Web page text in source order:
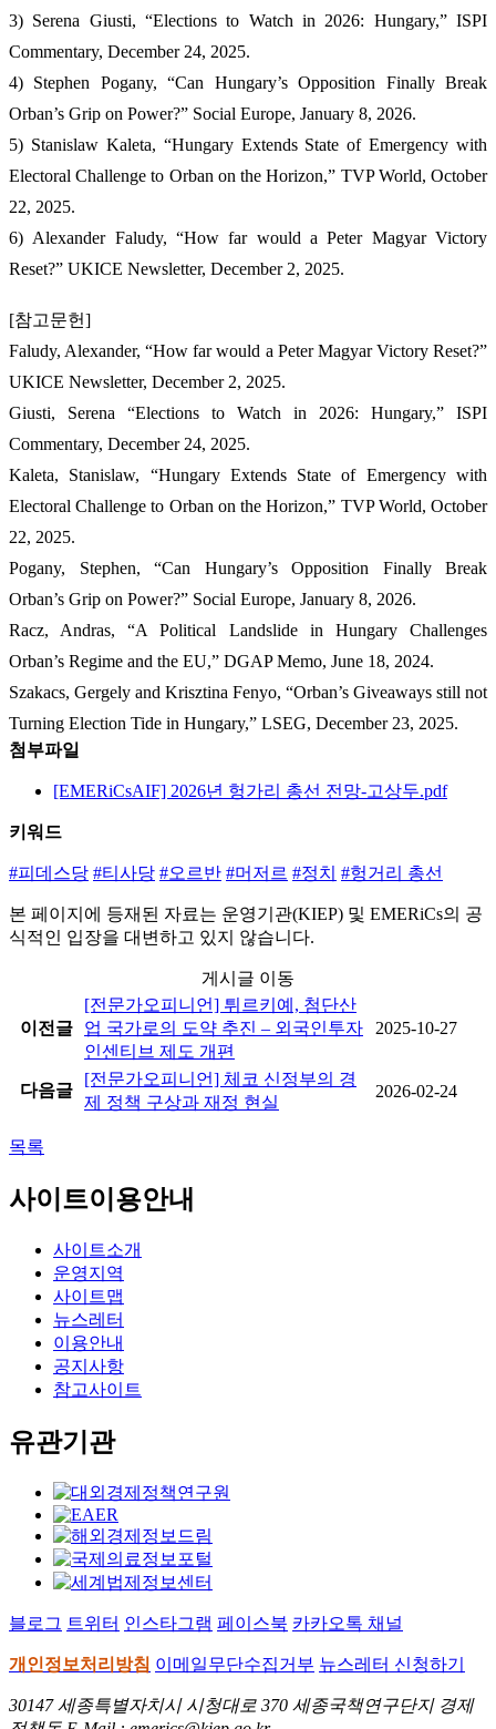
3) Serena Giusti, “Elections to Watch in 2026: Hungary,” ISPI
Commentary, December 24, 2025.
4) Stephen Pogany, “Can Hungary’s Opposition Finally Break
Orban’s Grip on Power?” Social Europe, January 8, 2026.
5) Stanislaw Kaleta, “Hungary Extends State of Emergency with
Electoral Challenge to Orban on the Horizon,” TVP World, October
22, 2025.
6) Alexander Faludy, “How far would a Peter Magyar Victory
Reset?” UKICE Newsletter, December 2, 2025.
[참고문헌]
Faludy, Alexander, “How far would a Peter Magyar Victory Reset?”
UKICE Newsletter, December 2, 2025.
Giusti, Serena “Elections to Watch in 2026: Hungary,” ISPI
Commentary, December 24, 2025.
Kaleta, Stanislaw, “Hungary Extends State of Emergency with
Electoral Challenge to Orban on the Horizon,” TVP World, October
22, 2025.
Pogany, Stephen, “Can Hungary’s Opposition Finally Break
Orban’s Grip on Power?” Social Europe, January 8, 2026.
Racz, Andras, “A Political Landslide in Hungary Challenges
Orban’s Regime and the EU,” DGAP Memo, June 18, 2024.
Szakacs, Gergely and Krisztina Fenyo, “Orban’s Giveaways still not
Turning Election Tide in Hungary,” LSEG, December 23, 2025.
첨부파일
[EMERiCsAIF] 2026년 헝가리 총선 전망-고상두.pdf
키워드
#피데스당 #티사당 #오르반 #머저르 #정치 #헝거리 총선
본 페이지에 등재된 자료는 운영기관(KIEP) 및 EMERiCs의 공
식적인 입장을 대변하고 있지 않습니다.
게시글 이동
이전글
[전문가오피니언] 튀르키예, 첨단산
업 국가로의 도약 추진 – 외국인투자
인센티브 제도 개편
2025-10-27
다음글
[전문가오피니언] 체코 신정부의 경
제 정책 구상과 재정 현실
2026-02-24
목록
사이트이용안내
사이트소개
운영지역
사이트맵
뉴스레터
이용안내
공지사항
참고사이트
유관기관
블로그 트위터 인스타그램 페이스북 카카오톡 채널
개인정보처리방침 이메일무단수집거부 뉴스레터 신청하기
30147 세종특별자치시 시청대로 370 세종국책연구단지 경제